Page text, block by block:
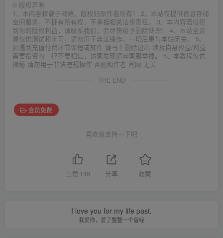
© 版权声明
1、本内容转载于网络，版权归原作者所有！ 2、本站仅提供信息存储
空间服务，不拥有所有权，不承担相关法律责任。 3、本内容若侵犯
到你的版权利益，请联系我们，会尽快给予删除处理！ 4、本站全资
源仅供测试和学习，请勿用于非法操作，一切后果与本站无关。 5、
如遇到充值付费环节课程或软件 请马上删除退出 涉及自身权益/利益
需要投资的一律不要相信，访客发现请向客服举报。 6、本教程仅供
揭秘 请勿用于非法违规操作 否则和作者 官网 无关
THE END
会员免费
喜欢就支持一下吧
点赞 146 分享 收藏
I love you for my life past.
我爱你，爱了整整一个曾经